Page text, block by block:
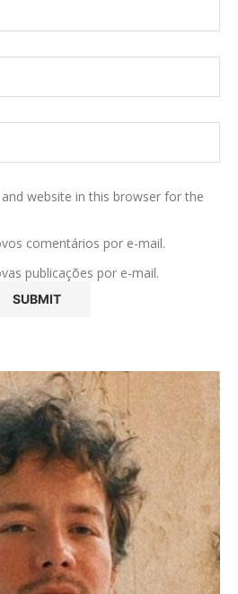
website in this browser for the
comentários por e-mail.
publicações por e-mail.